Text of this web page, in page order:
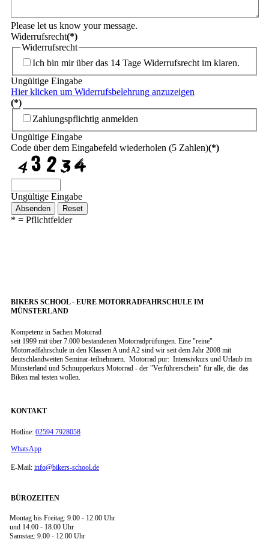
Please let us know your message.
Widerrufsrecht(*)
Widerrufsrecht
Ich bin mir über das 14 Tage Widerrufsrecht im klaren.
Ungültige Eingabe
Hier klicken um Widerrufsbelehrung anzuzeigen
(*)
Zahlungspflichtig anmelden
Ungültige Eingabe
Code über dem Eingabefeld wiederholen (5 Zahlen)(*)
Ungültige Eingabe
Absenden Reset
* = Pflichtfelder
BIKERS SCHOOL - EURE MOTORRADFAHRSCHULE IM
MÜNSTERLAND
Kompetenz in Sachen Motorrad
seit 1999 mit über 7.000 bestandenen Motorradprüfungen. Eine "reine"
Motorradfahrschule in den Klassen A und A2 sind wir seit dem Jahr 2008 mit
deutschlandweiten Seminar-teilnehmern. Motorrad pur: Intensivkurs und Urlaub im
Münsterland und Schnupperkurs Motorrad - der "Verführerschein" für alle, die das
Biken mal testen wollen.
KONTAKT
Hotline: 02594 7928058
WhatsApp
E-Mail: info@bikers-school.de
BÜROZEITEN
Montag bis Freitag: 9.00 - 12.00 Uhr
und 14.00 - 18.00 Uhr
Samstag: 9.00 - 12.00 Uhr